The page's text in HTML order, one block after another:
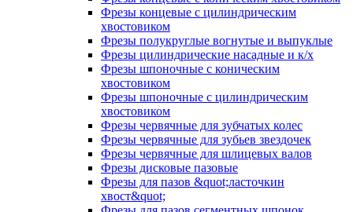
Фрезы концевые с цилиндрическим
хвостовиком
Фрезы полукруглые вогнутые и выпуклые
Фрезы цилиндрические насадные и к/х
Фрезы шпоночные с коническим
хвостовиком
Фрезы шпоночные с цилиндрическим
хвостовиком
Фрезы червячные для зубчатых колес
Фрезы червячные для зубьев звездочек
Фрезы червячные для шлицевых валов
Фрезы дисковые пазовые
Фрезы для пазов &quot;ласточкин
хвост&quot;